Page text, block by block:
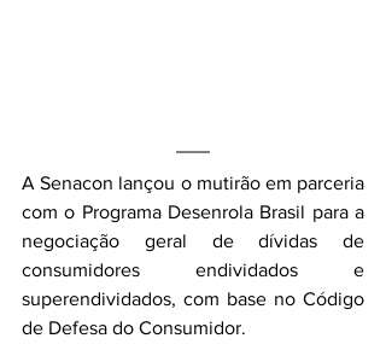
A Senacon lançou o mutirão em parceria
com o Programa Desenrola Brasil para a
negociação geral de dívidas de
consumidores endividados e
superendividados, com base no Código
de Defesa do Consumidor.